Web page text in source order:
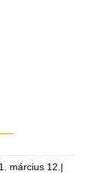
március 12. |